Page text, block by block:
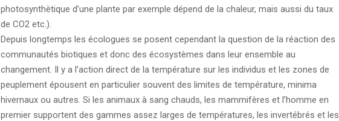
photosynthètique d’une plante par exemple dépend de la chaleur, mais aussi du taux
de CO2 etc.).
Depuis longtemps les écologues se posent cependant la question de la réaction des
communautés biotiques et donc des écosystèmes dans leur ensemble au
changement. Il y a l’action direct de la température sur les individus et les zones de
peuplement épousent en particulier souvent des limites de température, minima
hivernaux ou autres. Si les animaux à sang chauds, les mammifères et l’homme en
premier supportent des gammes assez larges de températures, les invertébrés et les